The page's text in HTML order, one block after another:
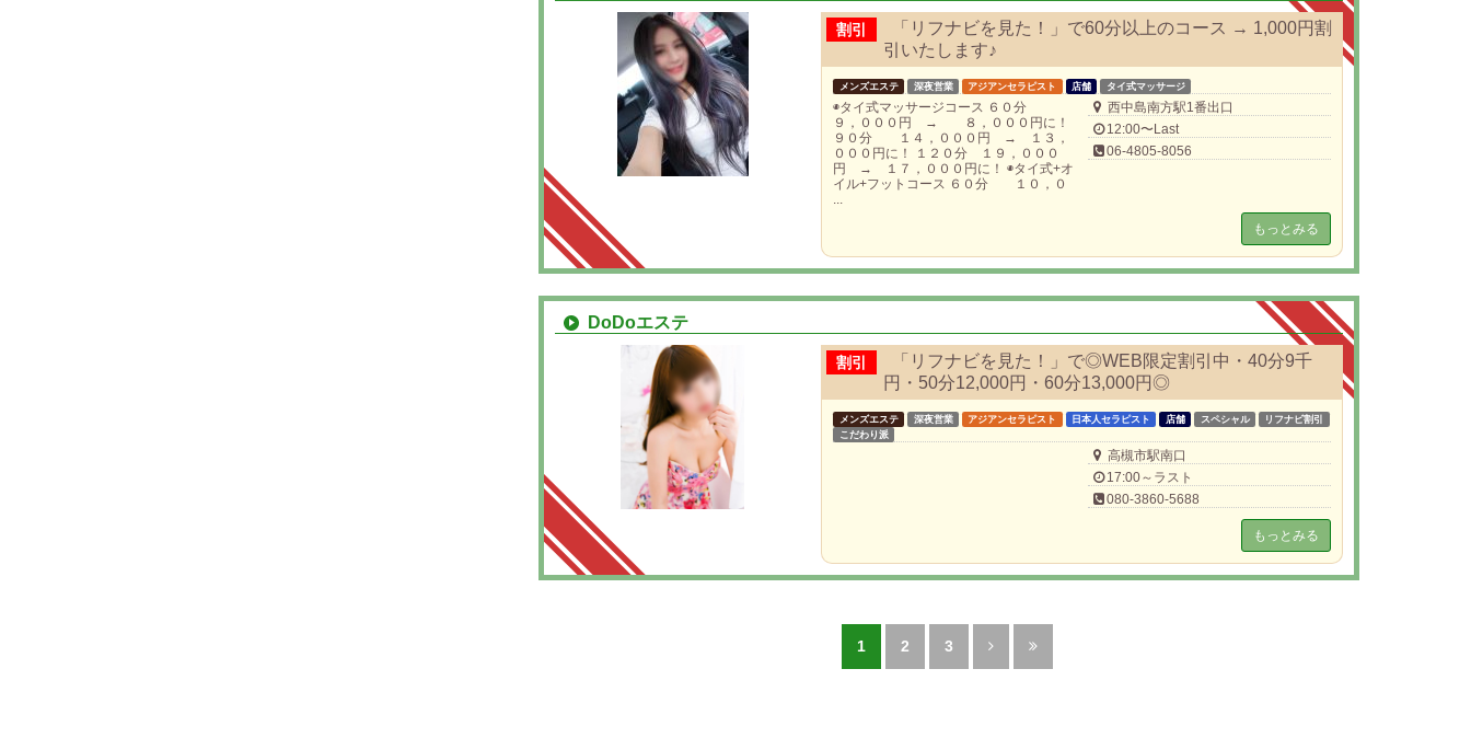
割引
「リフナビを見た！」で60分以上のコース → 1,000円割
引いたします♪
メンズエステ 深夜営業 アジアンセラピスト 店舗 タイ式マッサージ
◉タイ式マッサージコース ６０分
９，０００円 → ８，０００円に！
９０分 １４，０００円 → １３，
０００円に！ １２０分 １９，０００
円 → １７，０００円に！ ◉タイ式+オ
イル+フットコース ６０分 １０，０
西中島南方駅1番出口
12:00〜Last
06-4805-8056
もっとみる
DoDoエステ
割引
「リフナビを見た！」で◎WEB限定割引中・40分9千
円・50分12,000円・60分13,000円◎
メンズエステ 深夜営業 アジアンセラピスト 日本人セラピスト 店舗 スペシャル
リフナビ割引
こだわり派
高槻市駅南口
17:00～ラスト
080-3860-5688
もっとみる
1 2 3